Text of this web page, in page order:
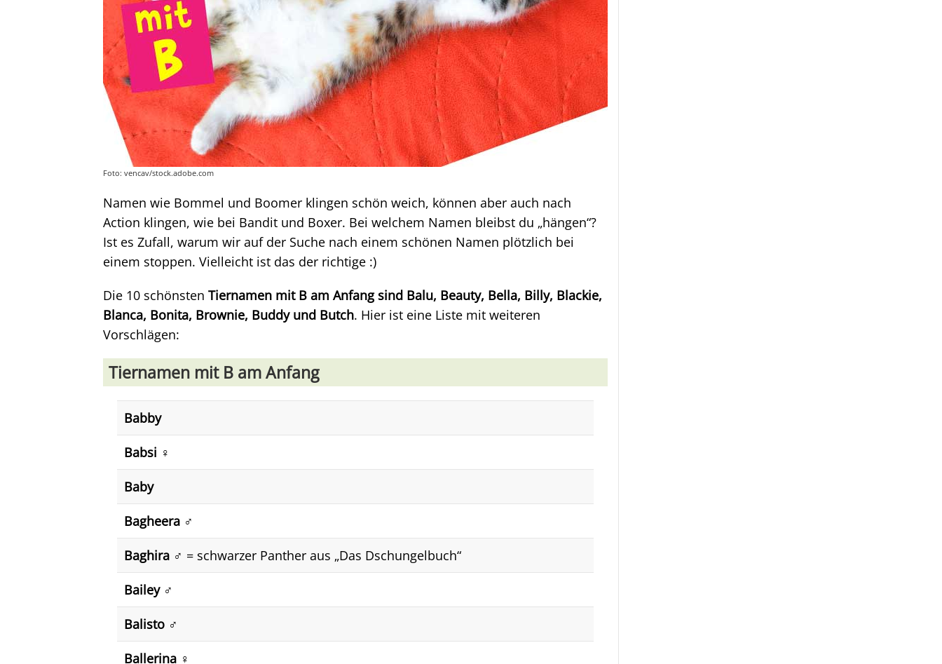
Foto: vencav/stock.adobe.com
Namen wie Bommel und Boomer klingen schön weich, können aber auch nach
Action klingen, wie bei Bandit und Boxer. Bei welchem Namen bleibst du „hängen“?
Ist es Zufall, warum wir auf der Suche nach einem schönen Namen plötzlich bei
einem stoppen. Vielleicht ist das der richtige :)
Die 10 schönsten Tiernamen mit B am Anfang sind Balu, Beauty, Bella, Billy, Blackie,
Blanca, Bonita, Brownie, Buddy und Butch. Hier ist eine Liste mit weiteren
Vorschlägen:
Tiernamen mit B am Anfang
Babby
Babsi ♀️
Baby
Bagheera ♂️
Baghira ♂️ = schwarzer Panther aus „Das Dschungelbuch“
Bailey ♂️
Balisto ♂️
Ballerina ♀️